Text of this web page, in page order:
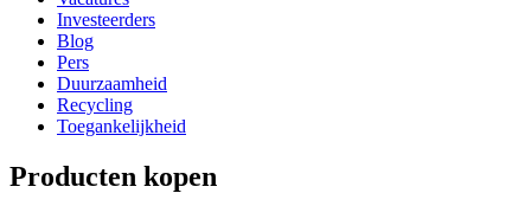
Investeerders
Blog
Pers
Duurzaamheid
Recycling
Toegankelijkheid
Producten kopen